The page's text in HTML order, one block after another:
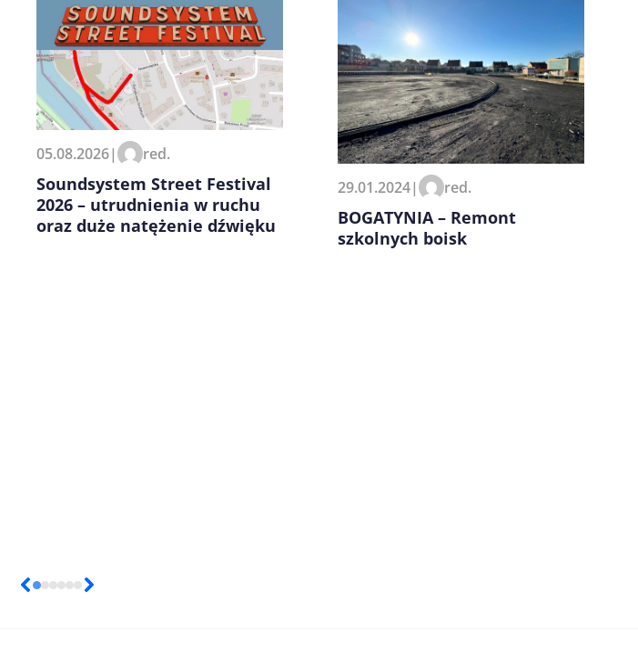
Zapamiętaj moje dane w tej przeglądarce podczas pisania
kolejnych komentarzy.
05.08.2026| red.
Soundsystem Street Festival
2026 – utrudnienia w ruchu
oraz duże natężenie dźwięku
29.01.2024| red.
BOGATYNIA – Remont
szkolnych boisk